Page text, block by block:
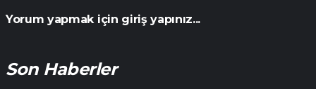
Yorum yapmak için giriş yapınız...
Son Haberler